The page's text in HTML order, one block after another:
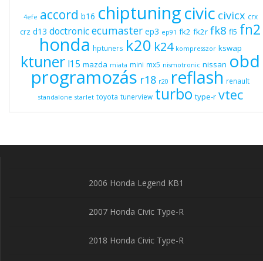
4efe accord b16 chiptuningcivic civicx crx
crz d13 doctronicecumaster ep3 ep91 fk2 fk2r fk8 fl5 fn2
honda hptuners k20 k24 kompresszor kswap
ktuner l15 mazda miata mini mx5 nismotronic nissan obd
programozás r18 r20 reflash renault
standalone starlet toyota tunerview turbo type-r vtec
2006 Honda Legend KB1
2007 Honda Civic Type-R
2018 Honda Civic Type-R